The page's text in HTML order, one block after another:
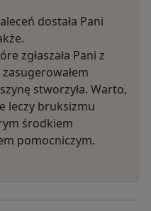
dostała Pani
zgłaszała Pani z
stworzyła. Warto,
leczy bruksizmu
środkiem
pomocniczym.